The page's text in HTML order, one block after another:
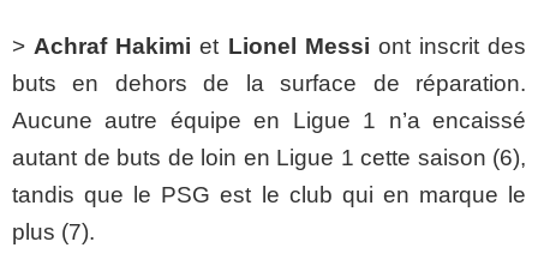
> Achraf Hakimi et Lionel Messi ont inscrit des
buts en dehors de la surface de réparation.
Aucune autre équipe en Ligue 1 n’a encaissé
autant de buts de loin en Ligue 1 cette saison (6),
tandis que le PSG est le club qui en marque le
plus (7).